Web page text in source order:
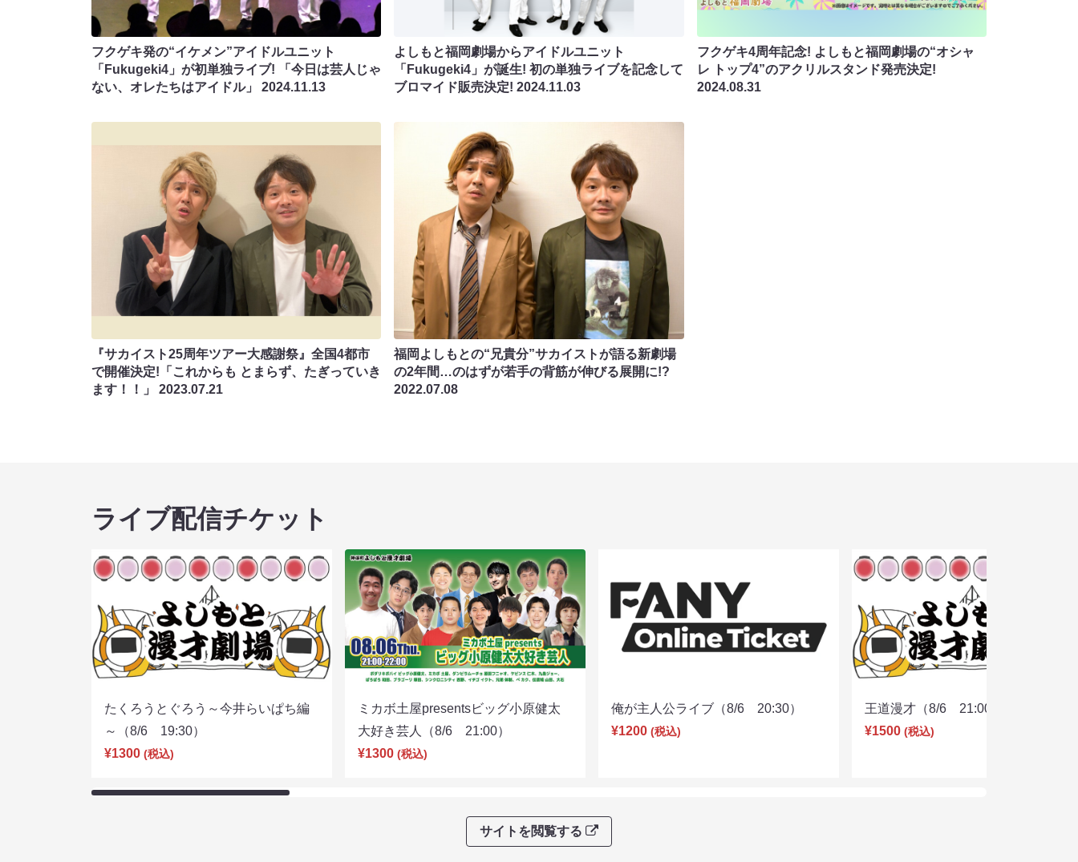
フクゲキ発の“イケメン”アイドルユニット
「Fukugeki4」が初単独ライブ! 「今日は芸人じゃ
ない、オレたちはアイドル」 2024.11.13
よしもと福岡劇場からアイドルユニット
「Fukugeki4」が誕生! 初の単独ライブを記念して
ブロマイド販売決定!2024.11.03
フクゲキ4周年記念! よしもと福岡劇場の“オシャ
レ トップ4”のアクリルスタンド発売決定!
2024.08.31
『サカイスト25周年ツアー大感謝祭』全国4都市
で開催決定!「これからも とまらず、たぎっていき
ます！！」 2023.07.21
福岡よしもとの“兄貴分”サカイストが語る新劇場
の2年間…のはずが若手の背筋が伸びる展開に!?
2022.07.08
ライブ配信チケット
たくろうとぐろう～今井らいぱち編
～（8/6 19:30）
¥1300 (税込)
ミカボ土屋presentsビッグ小原健太
大好き芸人（8/6 21:00）
¥1300 (税込)
俺が主人公ライブ（8/6 20:30）
¥1200 (税込)
王道漫才（8/6 21:00）
¥1500 (税込)
サイトを閲覧する